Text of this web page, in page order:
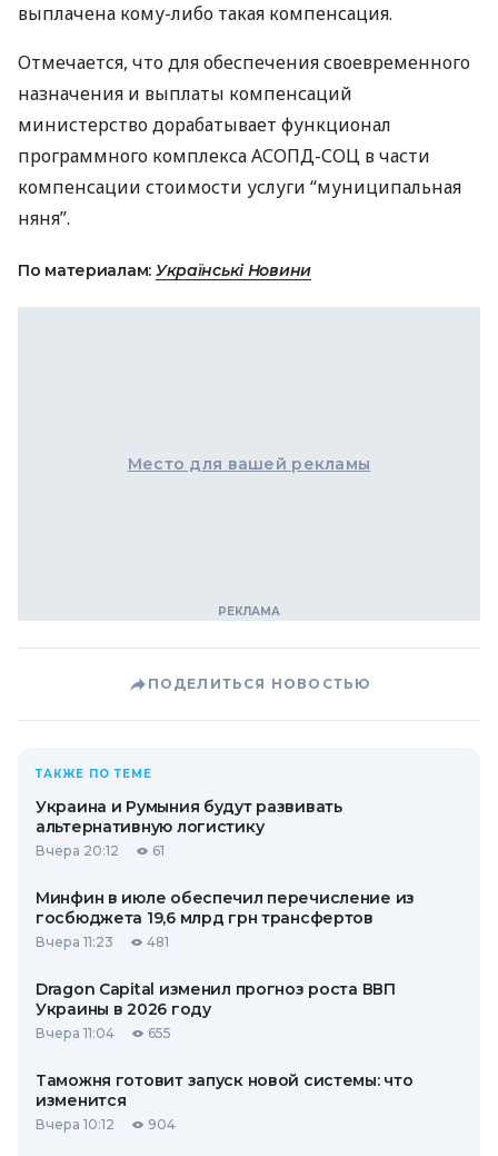
выплачена кому-либо такая компенсация.
Отмечается, что для обеспечения своевременного
назначения и выплаты компенсаций
министерство дорабатывает функционал
программного комплексаАСОПД-СОЦ в части
компенсации стоимости услуги “муниципальная
няня”.
По материалам: Українські Новини
Место для вашей рекламы
ПОДЕЛИТЬСЯ НОВОСТЬЮ
ТАКЖЕ ПО ТЕМЕ
Украина и Румыния будут развивать
альтернативную логистику
Вчера 20:12 61
Минфин в июле обеспечил перечисление из
госбюджета 19,6 млрд грн трансфертов
Вчера 11:23 481
Dragon Capital изменил прогноз роста ВВП
Украины в 2026 году
Вчера 11:04 655
Таможня готовит запуск новой системы: что
изменится
Вчера 10:12 904